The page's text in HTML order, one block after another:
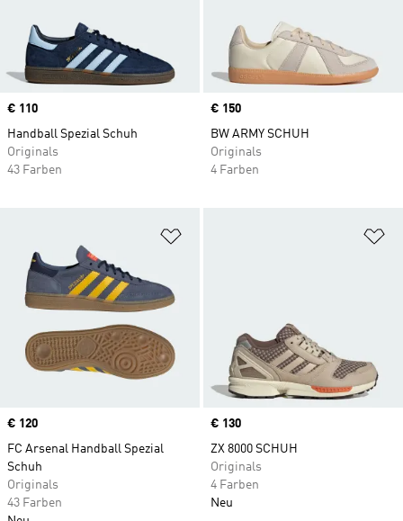
Price
€ 110
Handball Spezial Schuh
Originals
43 Farben
Price
€ 150
BW ARMY SCHUH
Originals
4 Farben
Price
€ 120
FC Arsenal Handball Spezial
Schuh
Originals
43 Farben
Price
€ 130
ZX 8000 SCHUH
Originals
4 Farben
Neu